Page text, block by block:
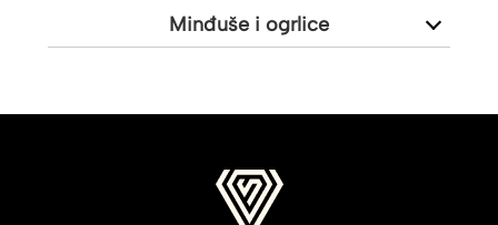
Minđuše i ogrlice